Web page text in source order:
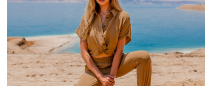
Großhandelbillige Damenbekleidung in
FactoryPrice.eu und warum darauf wetten? Schauen Sie
Einfache Registrierung
Die Registrierung bei uns dauert nur wenige Sekunden — Sie
müssen nur die Registrierungsdaten Ihres Unternehmens
angeben. Darüber hinaus ist es …